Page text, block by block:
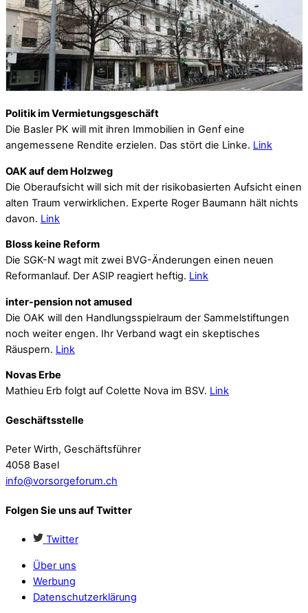
Politik im Vermietungsgeschäft
Die Basler PK will mit ihren Immobilien in Genf eine
angemessene Rendite erzielen. Das stört die Linke. Link
OAK auf dem Holzweg
Die Oberaufsicht will sich mit der risikobasierten Aufsicht einen
alten Traum verwirklichen. Experte Roger Baumann hält nichts
davon. Link
Bloss keine Reform
Die SGK-N wagt mit zwei BVG-Änderungen einen neuen
Reformanlauf. Der ASIP reagiert heftig. Link
inter-pension not amused
Die OAK will den Handlungsspielraum der Sammelstiftungen
noch weiter engen. Ihr Verband wagt ein skeptisches
Räuspern. Link
Novas Erbe
Mathieu Erb folgt auf Colette Nova im BSV. Link
Geschäftsstelle
Peter Wirth, Geschäftsführer
4058 Basel
info@vorsorgeforum.ch
Folgen Sie uns auf Twitter
Twitter
Über uns
Werbung
Datenschutzerklärung